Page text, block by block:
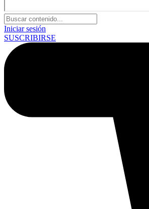
Iniciar sesión
SUSCRIBIRSE